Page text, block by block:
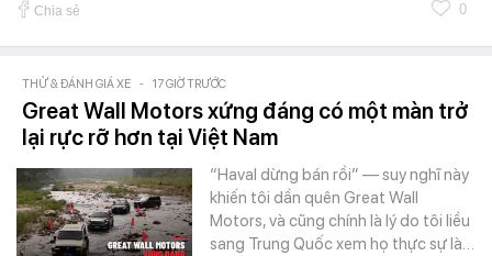
Chia sẻ 0
THỬ & ĐÁNH GIÁ XE - 17 GIỜ TRƯỚC
Great Wall Motors xứng đáng có một màn trở
lại rực rỡ hơn tại Việt Nam
“Haval dừng bán rồi” — suy nghĩ này
khiến tôi dần quên Great Wall
Motors, và cũng chính là lý do tôi liều
sang Trung Quốc xem họ thực sự là…